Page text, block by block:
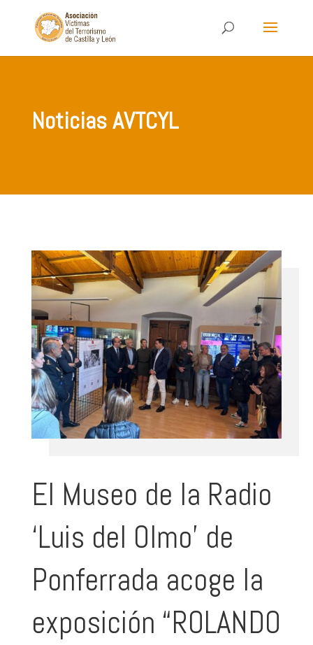
Noticias AVTCYL
El Museo de la Radio
‘Luis del Olmo’ de
Ponferrada acoge la
exposición “ROLANDO